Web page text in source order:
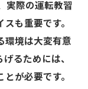
実際の運転教習
も重要です。
環境は大変有意
るためには、
が必要です。